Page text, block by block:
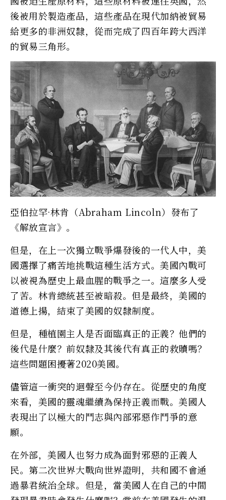
後被用於製造產品，這些產品在現代加納被貿易
給更多的非洲奴隸，從而完成了四百年跨大西洋
的貿易三角形。
亞伯拉罕·林肯（Abraham Lincoln）發布了
《解放宣言》。
但是，在上一次獨立戰爭爆發後的一代人中，美
國選擇了痛苦地挑戰這種生活方式。美國內戰可
以被視為歷史上最血腥的戰爭之一。這麼多人受
了苦。林肯總統甚至被暗殺。但是最終，美國的
道德上揚，結束了美國的奴隸制度。
但是，種植園主人是否面臨真正的正義？他們的
後代是什麼？前奴隸及其後代有真正的救贖嗎？
這些問題困擾著2020美國。
儘管這一衝突的迴聲至今仍存在。從歷史的角度
來看，美國的靈魂繼續為保持正義而戰。美國人
表現出了以極大的鬥志與內部邪惡作鬥爭的意
願。
在外部，美國人也努力成為面對邪惡的正義人
民。第二次世界大戰向世界證明，共和國不會通
過暴君統治全球。但是，當美國人在自己的中間